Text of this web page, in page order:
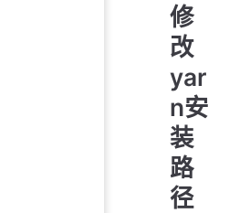
修
改
yar
n安
装
路
径